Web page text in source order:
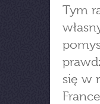
Tym
się w